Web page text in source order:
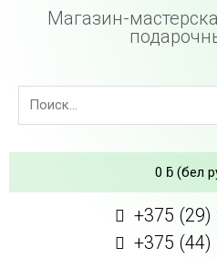
Магазин-
0 ƃ(бел
+375 (29)
+375 (44)